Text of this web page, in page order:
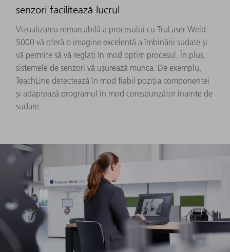
senzori facilitează lucrul
Vizualizarea remarcabilă a procesului cu TruLaser Weld
5000 vă oferă o imagine excelentă a îmbinării sudate și
vă permite să vă reglați în mod optim procesul. În plus,
sistemele de senzori vă ușurează munca. De exemplu,
TeachLine detectează în mod fiabil poziția componentei
și adaptează programul în mod corespunzător înainte de
sudare.